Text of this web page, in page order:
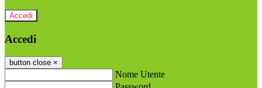
Accedi
Accedi
button close ×
Nome Utente